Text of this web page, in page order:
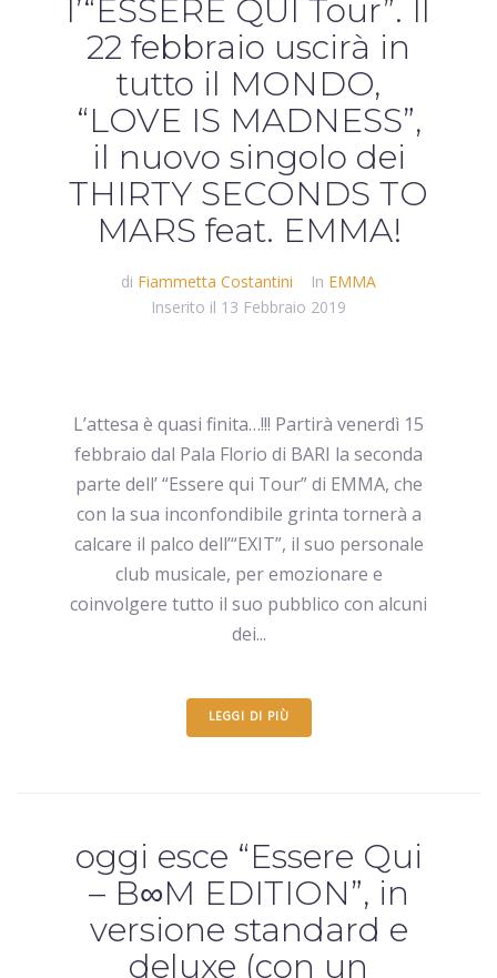
l’“ESSERE QUI Tour”. Il
22 febbraio uscirà in
tutto il MONDO,
“LOVE IS MADNESS”,
il nuovo singolo dei
THIRTY SECONDS TO
MARS feat. EMMA!
di Fiammetta Costantini In EMMA
Inserito il 13 Febbraio 2019
L’attesa è quasi finita…!!! Partirà venerdì 15
febbraio dal Pala Florio di BARI la seconda
parte dell’ “Essere qui Tour” di EMMA, che
con la sua inconfondibile grinta tornerà a
calcare il palco dell’“EXIT”, il suo personale
club musicale, per emozionare e
coinvolgere tutto il suo pubblico con alcuni
dei...
LEGGI DI PIÙ
oggi esce “Essere Qui
– B∞M EDITION”, in
versione standard e
deluxe (con un